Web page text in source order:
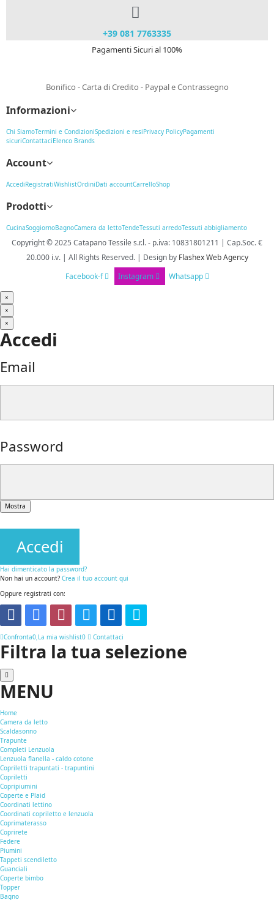
+39 081 7763335
Pagamenti Sicuri al 100%
Bonifico - Carta di Credito - Paypal e Contrassegno
Informazioni
Chi SiamoTermini e CondizioniSpedizioni e resiPrivacy PolicyPagamenti
sicuriContattaciElenco Brands
Account
AccediRegistratiWishlistOrdiniDati accountCarrelloShop
Prodotti
CucinaSoggiornoBagnoCamera da lettoTendeTessuti arredoTessuti abbigliamento
Copyright © 2025 Catapano Tessile s.r.l.- p.iva: 10831801211 | Cap.Soc. €
20.000 i.v. | All Rights Reserved. | Designby Flashex Web Agency
Facebook-f
Instagram Whatsapp
×
×
×
Accedi
Email
Password
Mostra
Accedi
Hai dimenticato la password?
Non hai un account? Crea il tuo account qui
Oppure registrati con:
Confronta0 La mia wishlist0 Contattaci
Filtra la tua selezione
MENU
Home
Camera da letto
Scaldasonno
Trapunte
Completi Lenzuola
Lenzuola flanella - caldo cotone
Copriletti trapuntati - trapuntini
Copriletti
Copripiumini
Coperte e Plaid
Coordinati lettino
Coordinati copriletto e lenzuola
Coprimaterasso
Coprirete
Federe
Piumini
Tappeti scendiletto
Guanciali
Coperte bimbo
Topper
Bagno